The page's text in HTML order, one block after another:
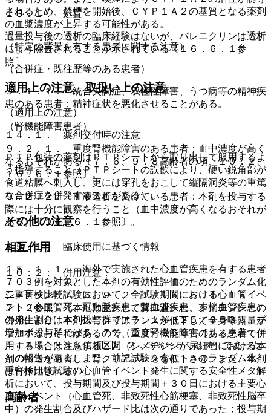
１３．１． 処置
過量投与後の透析の臨床経験はないが、バレニクリンは透析
により除去されることが示されている〔１６．６．１参
照〕。
適用上の注意、取扱い上の注意
（適用上の注意）
１４．１． 薬剤交付時の注意
ＰＴＰ包装の薬剤はＰＴＰシートから取り出して服用するよ
う指導すること（ＰＴＰシートの誤飲により、硬い鋭角部が
食道粘膜へ刺入し、更には穿孔をおこして縦隔洞炎等の重篤
な合併症を併発することがある）。
その他の注意
１５．１． 臨床使用に基づく情報
１５．１．１． 海外で実施された心血管疾患を有する患者
７０３例を対象とした本剤の有効性評価のためのランダム化
二重盲検比較試験において、全試験期間における心血管イベ
ント（心血管死、冠動脈疾患、脳血管疾患、末梢血管疾患）
の発生割合は本剤投与群では７．１％（２５／３５３）、プ
ラセボ投与群では５．７％（２０／３５０）［リスク差：
１．４％、９５％信頼区間−２．３％〜５．０％］であった
との報告がある。また、前記試験を含む１５のランダム化二
重盲検比較試験の心血管イベント発生に関する安全性メタ解
析において、投与期間及び投与期間＋３０日における主要心
血管イベント（心血管死、非致死性心筋梗塞、非致死性脳卒
中）の発生割合及びハザード比は次の通りであった；投与期
されるため、禁煙を開始後、ＣＹＰ１Ａ２の基質となる薬剤
の血漿濃度が上昇する可能性がある。
（特定の背景を有する患者に関する注意）
（合併症・既往歴等のある患者）
９．１．１． 統合失調症、双極性障害、うつ病等の精神疾
患のある患者：精神症状を悪化させることがある。
（腎機能障害患者）
９．２．１． 重度腎機能障害のある患者：血中濃度が高く
なるおそれがある〔７．６、９．８高齢者の項、１０．２、
１６．６．１参照〕。
９．２．２． 血液透析を受けている患者：本剤を投与する
際には十分に観察を行うこと（血中濃度が高くなるおそれが
ある）〔１６．６．１参照〕。
相互作用
１０．２． 併用注意：
シメチジン〔７．６、９．２．１、１６．６．１、１６．
７．２参照〕［本剤は主として腎排泄され、シメチジンとの
併用により、本剤の腎クリアランスが低下して全身曝露量が
増加するおそれがあるので、重度腎機能障害のある患者で併
用する場合は注意すること（シメチジンが尿細管における本
剤の輸送を阻害し、腎クリアランスを低下させ、また、本剤
は腎排泄される）］。
高齢者